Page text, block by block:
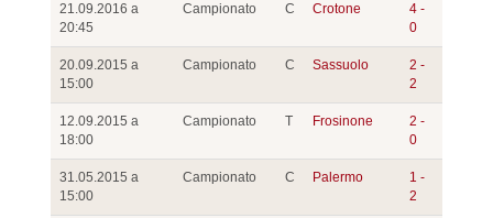
21.09.2016 a
20:45
Campionato C Crotone
4 -
0
20.09.2015 a
15:00
Campionato C Sassuolo
2 -
2
12.09.2015 a
18:00
Campionato T Frosinone
2 -
0
31.05.2015 a
15:00
Campionato C Palermo
1 -
2